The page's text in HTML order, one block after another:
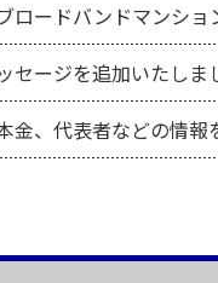
ードバンドマンショ
ージを追加いたしま
、代表者などの情報